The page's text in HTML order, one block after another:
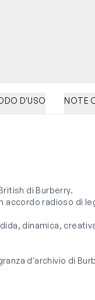
D'USO NOTE
di Burberry.
accordo radioso di
dinamica,
d'archivio di